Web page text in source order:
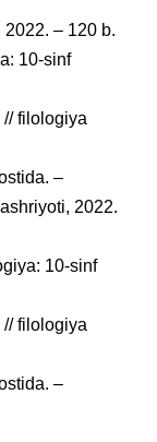
2022. – 120 b.
10-sinf
// filologiya
–
2022.
10-sinf
// filologiya
–